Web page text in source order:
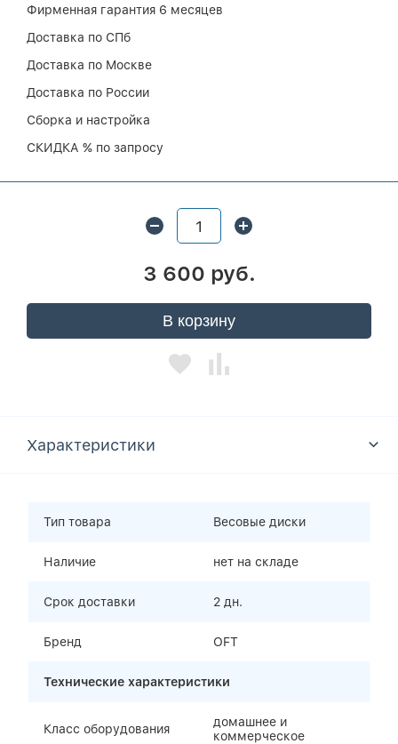
Фирменная гарантия 6 месяцев
Доставка по СПб
Доставка по Москве
Доставка по России
Сборка и настройка
СКИДКА % по запросу
3 600 руб.
В корзину
Характеристики
Тип товара Весовые диски
Наличие нет на складе
Срок доставки 2 дн.
Бренд OFT
Технические характеристики
Класс оборудования
домашнее и
коммерческое